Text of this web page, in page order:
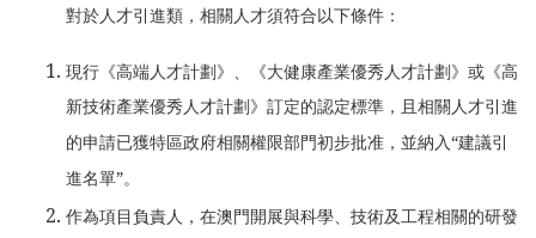
對於人才引進類，相關人才須符合以下條件：
現行《高端人才計劃》、《大健康產業優秀人才計劃》或《高
新技術產業優秀人才計劃》訂定的認定標準，且相關人才引進
的申請已獲特區政府相關權限部門初步批准，並納入“建議引
進名單”。
作為項目負責人，在澳門開展與科學、技術及工程相關的研發